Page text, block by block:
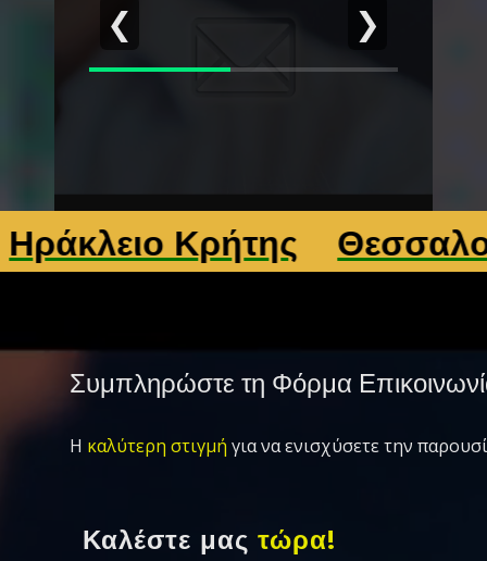
❮ ❯
Κρήτης Θεσσαλονίκη
Συμπληρώστε τη Φόρμα
Η καλύτερη στιγμή για να ενισχύσετε την
Καλέστε μας τώρα!